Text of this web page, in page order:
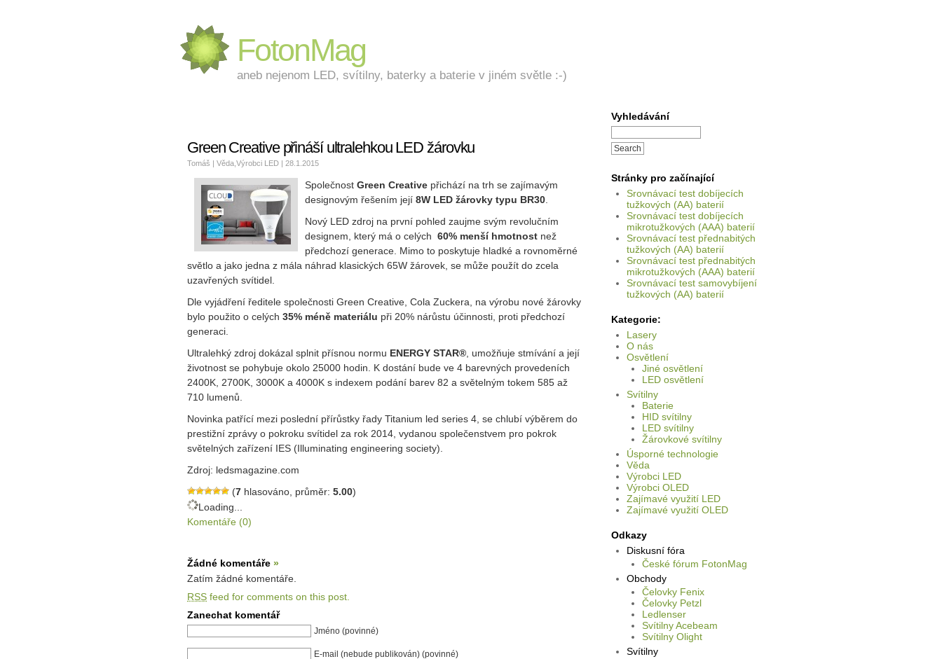
FotonMag
aneb nejenom LED, svítilny, baterky a baterie v jiném světle :-)
Vyhledávání
Stránky pro začínající
Srovnávací test dobíjecích
tužkových (AA) baterií
Srovnávací test dobíjecích
mikrotužkových (AAA) baterií
Srovnávací test přednabitých
tužkových (AA) baterií
Srovnávací test přednabitých
mikrotužkových (AAA) baterií
Srovnávací test samovybíjení
tužkových (AA) baterií
Kategorie:
Lasery
O nás
Osvětlení
Jiné osvětlení
LED osvětlení
Svítilny
Baterie
HID svítilny
LED svítilny
Žárovkové svítilny
Úsporné technologie
Věda
Výrobci LED
Výrobci OLED
Zajímavé využití LED
Zajímavé využití OLED
Odkazy
Diskusní fóra
České fórum FotonMag
Obchody
Čelovky Fenix
Čelovky Petzl
Ledlenser
Svítilny Acebeam
Svítilny Olight
Svítilny
Green Creative přináší ultralehkou LED žárovku
Tomáš | Věda Výrobci LED | 28.1.2015
Společnost Green Creative přichází na trh se zajímavým
designovým řešením její 8W LED žárovky typu BR30
Nový LED zdroj na první pohled zaujme svým revolučním
designem, který má o celých 60% menší hmotnost než
předchozí generace. Mimo to poskytuje hladké a rovnoměrné
světlo a jako jedna z mála náhrad klasických 65W žárovek, se může použít do zcela
uzavřených svítidel.
Dle vyjádření ředitele společnosti Green Creative, Cola Zuckera, na výrobu nové žárovky
bylo použito o celých 35% méně materiálu při 20% nárůstu účinnosti, proti předchozí
generaci.
Ultralehký zdroj dokázal splnit přísnou normu ENERGY STAR® , umožňuje stmívání a její
životnost se pohybuje okolo 25000 hodin. K dostání bude ve 4 barevných provedeních
2400K, 2700K, 3000K a 4000K s indexem podání barev 82 a světelným tokem 585 až
710 lumenů.
Novinka patřící mezi poslední přírůstky řady Titanium led series 4, se chlubí výběrem do
prestižní zprávy o pokroku svítidel za rok 2014, vydanou společenstvem pro pokrok
světelných zařízení IES (Illuminating engineering society).
Zdroj: ledsmagazine.com
(7 hlasováno, průměr: 5.00)
Loading...
Komentáře (0)
Žádné komentáře »
Zatím žádné komentáře.
RSS feed for comments on this post.
Zanechat komentář
Jméno (povinné)
E-mail (nebude publikován) (povinné)